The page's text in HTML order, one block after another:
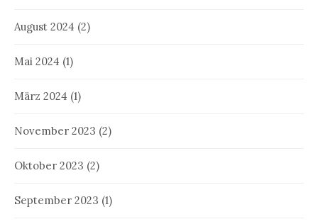
August 2024 (2)
Mai 2024 (1)
März 2024 (1)
November 2023 (2)
Oktober 2023 (2)
September 2023 (1)